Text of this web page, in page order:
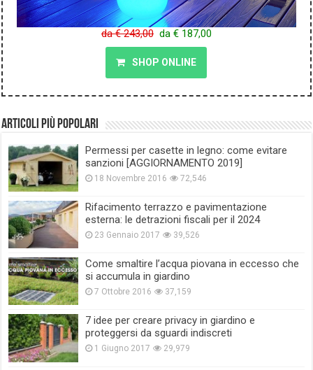
da € 243,00 da € 187,00
SHOP ONLINE
Articoli più popolari
Permessi per casette in legno: come evitare
sanzioni [AGGIORNAMENTO 2019]
18 Novembre 2016 72,546
Rifacimento terrazzo e pavimentazione
esterna: le detrazioni fiscali per il 2024
23 Gennaio 2017 39,526
Come smaltire l’acqua piovana in eccesso che
si accumula in giardino
7 Ottobre 2016 37,159
7 idee per creare privacy in giardino e
proteggersi da sguardi indiscreti
1 Giugno 2017 29,979